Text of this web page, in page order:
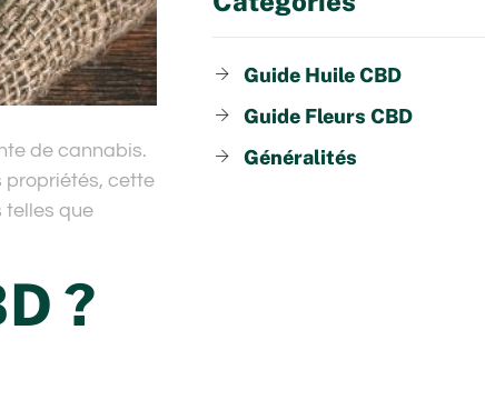
de cannabis.
propriétés, cette
telles que
?
Guide Huile CBD
Guide Fleurs CBD
Généralités